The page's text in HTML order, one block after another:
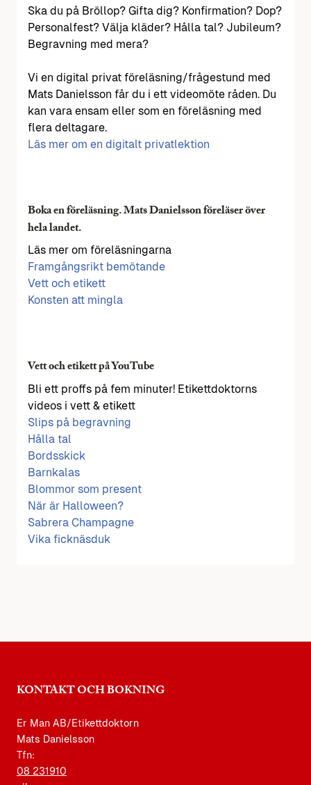
Ska du på Bröllop? Gifta dig? Konfirmation? Dop?
Personalfest? Välja kläder? Hålla tal? Jubileum?
Begravning med mera?
Vi en digital privat föreläsning/frågestund med
Mats Danielsson får du i ett videomöte råden. Du
kan vara ensam eller som en föreläsning med
flera deltagare.
Läs mer om en digitalt privatlektion
Boka en föreläsning. Mats Danielsson föreläser över
hela landet.
Läs mer om föreläsningarna
Framgångsrikt bemötande
Vett och etikett
Konsten att mingla
Vett och etikett på YouTube
Bli ett proffs på fem minuter! Etikettdoktorns
videos i vett & etikett
Slips på begravning
Hålla tal
Bordsskick
Barnkalas
Blommor som present
När är Halloween?
Sabrera Champagne
Vika ficknäsduk
KONTAKT OCH BOKNING
Er Man AB/Etikettdoktorn
Mats Danielsson
Tfn:
08 231910